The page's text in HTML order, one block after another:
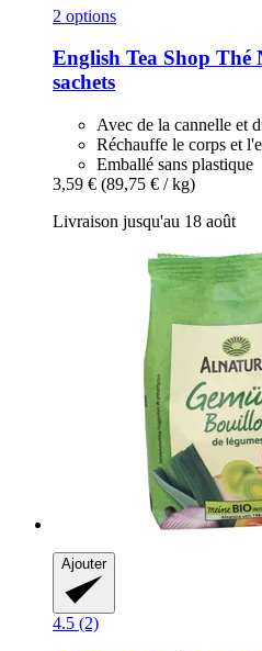
2 options
English Tea Shop Thé
sachets
Avec de la cannelle et
Réchauffe le corps et
Emballé sans plastique
3,59 € (89,75 € / kg)
Livraison jusqu'au 18 août
Ajouter
4.5 (2)